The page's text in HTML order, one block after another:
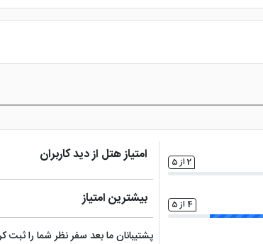
درگاه بانکی، رزرو آنلاین خود را نهایی و واچر هتل را دریافت
2 از 5
4 از 5
امتیاز هتل از دید کاربران
بیشترین امتیاز
پشتیبانان ما بعد سفر نظر شما را